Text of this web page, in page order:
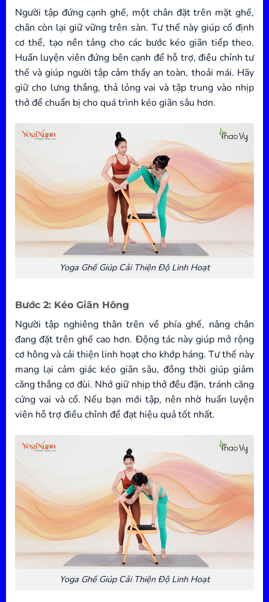
Người tập đứng cạnh ghế, một chân đặt trên mặt ghế,
chân còn lại giữ vững trên sàn. Tư thế này giúp cố định
cơ thể, tạo nền tảng cho các bước kéo giãn tiếp theo.
Huấn luyện viên đứng bên cạnh để hỗ trợ, điều chỉnh tư
thế và giúp người tập cảm thấy an toàn, thoải mái. Hãy
giữ cho lưng thẳng, thả lỏng vai và tập trung vào nhịp
thở để chuẩn bị cho quá trình kéo giãn sâu hơn.
Yoga Ghế Giúp Cải Thiện Độ Linh Hoạt
Bước 2: Kéo Giãn Hông
Người tập nghiêng thân trên về phía ghế, nâng chân
đang đặt trên ghế cao hơn. Động tác này giúp mở rộng
cơ hông và cải thiện linh hoạt cho khớp háng. Tư thế này
mang lại cảm giác kéo giãn sâu, đồng thời giúp giảm
căng thẳng cơ đùi. Nhớ giữ nhịp thở đều đặn, tránh căng
cứng vai và cổ. Nếu bạn mới tập, nên nhờ huấn luyện
viên hỗ trợ điều chỉnh để đạt hiệu quả tốt nhất.
Yoga Ghế Giúp Cải Thiện Độ Linh Hoạt